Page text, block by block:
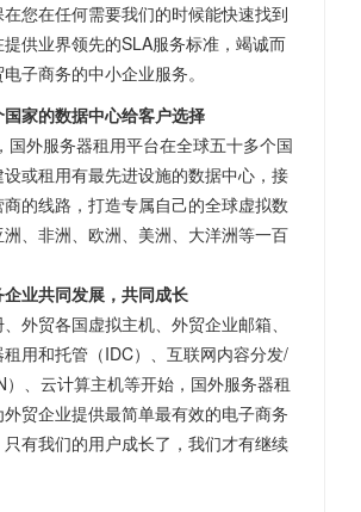
您在任何需要我们的时候能快速找到
供业界领先的SLA服务标准，竭诚而
子商务的中小企业服务。
家的数据中心给客户选择
国外服务器租用平台在全球五十多个国
或租用有最先进设施的数据中心，接
的线路，打造专属自己的全球虚拟数
、非洲、欧洲、美洲、大洋洲等一百
业共同发展，共同成长
外贸各国虚拟主机、外贸企业邮箱、
用和托管（IDC）、互联网内容分发/
）、云计算主机等开始，国外服务器租
贸企业提供最简单最有效的电子商务
有我们的用户成长了，我们才有继续